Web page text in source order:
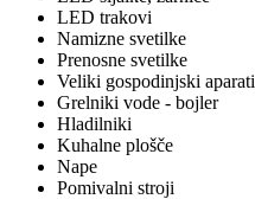
LED trakovi
Namizne svetilke
Prenosne svetilke
Veliki gospodinjski aparati
Grelniki vode - bojler
Hladilniki
Kuhalne plošče
Nape
Pomivalni stroji